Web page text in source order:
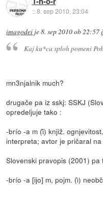
::8. sep 2010, 23:04
imagodei je8. sep 2010 ob 22:57
Kaj ku*ca sploh pomeni
mn3njalnik much?
drugače pa iz sskj: SSKJ
opredeljuje tako :
-brío -a m (ȋ) knjiž.
interpreta; avtor je pričaral
Slovenski pravopis (2001) pa
-brío -a [ijo] m, pojm. (ı̑)